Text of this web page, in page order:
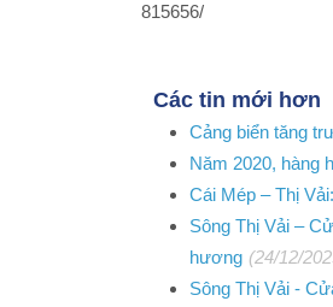
815656/
Các tin mới hơn
Cảng biển tăng
Năm 2020, hàng
Cái Mép – Thị
Sông Thị Vải –
hương (24/12/
Sông Thị Vải -